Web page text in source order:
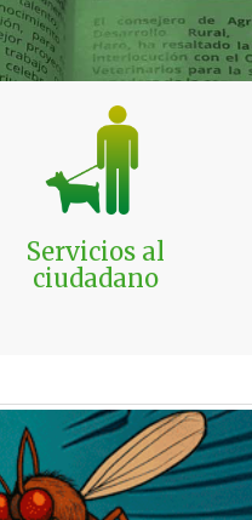
Servicios al
ciudadano